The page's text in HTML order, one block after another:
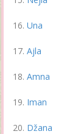
Una
Ajla
Amna
Iman
Džana